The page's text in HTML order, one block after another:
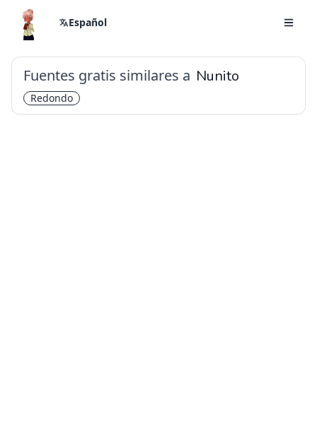
Español
Fuentes gratis similares a Nunito
Redondo